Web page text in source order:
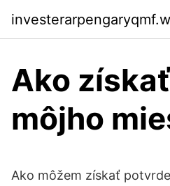
Ako
môjho
Ako môžem získať